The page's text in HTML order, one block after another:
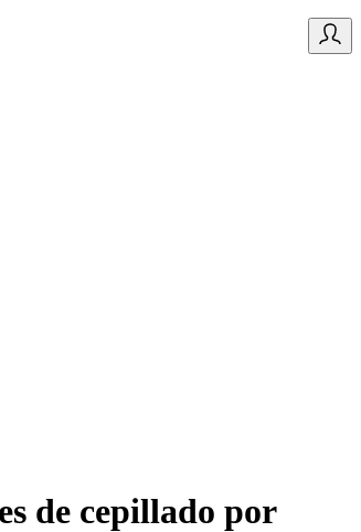
de cepillado por